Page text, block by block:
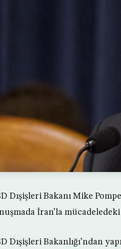
Dışişleri Bakanı Mike
İran’la
Dışişleri Bakanlığı’ndan